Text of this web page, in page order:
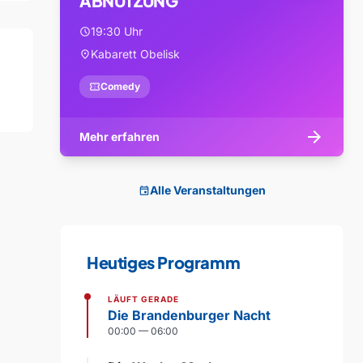
schedule19:30 Uhr
location_onKabarett Obelisk
confirmation_numberComedy
Mehr erfahren arrow_forward
eventAlle Veranstaltungen
Heutiges Programm
LÄUFT GERADE
Die Brandenburger Nacht
00:00 — 06:00